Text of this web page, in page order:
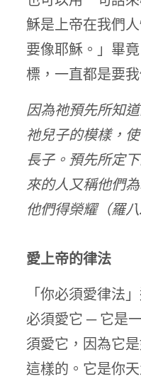
穌是上帝在我們
要像耶穌。」畢
標，一直都是要
因為祂預先所知
祂兒子的模樣，
長子。預先所定
來的人又稱他們
他們得榮耀（羅
愛上帝的律法
「你必須愛律法
必須愛它 ─ 它是
須愛它，因為它
這樣的。它是你